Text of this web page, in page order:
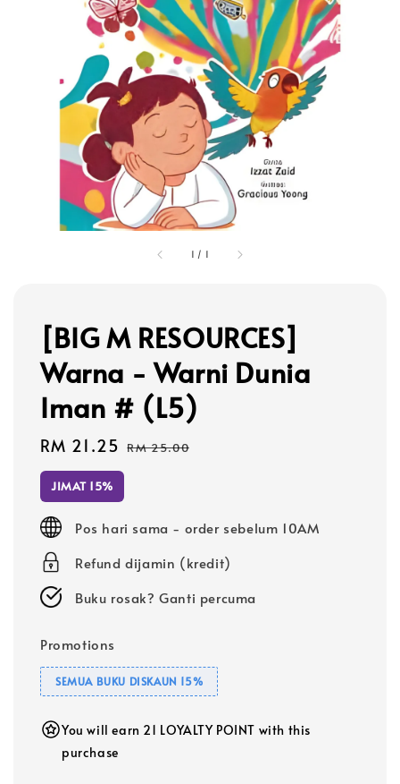
1 / 1
[BIG M RESOURCES]
Warna - Warni Dunia
Iman # (L5)
Sale
price
RM 21.25 Regular
RM 25.00
JIMAT 15%
Pos hari sama - order sebelum 10AM
Refund dijamin (kredit)
Buku rosak? Ganti percuma
Promotions
SEMUA BUKU DISKAUN 15%
You will earn 21 LOYALTY POINT with this
purchase